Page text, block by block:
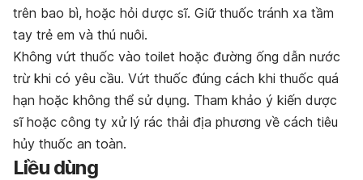
trên bao bì, hoặc hỏi dược sĩ. Giữ thuốc tránh xa tầm
tay trẻ em và thú nuôi.
Không vứt thuốc vào toilet hoặc đường ống dẫn nước
trừ khi có yêu cầu. Vứt thuốc đúng cách khi thuốc quá
hạn hoặc không thể sử dụng. Tham khảo ý kiến dược
sĩ hoặc công ty xử lý rác thải địa phương về cách tiêu
hủy thuốc an toàn.
Liều dùng